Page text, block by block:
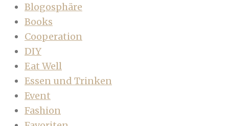
Blogosphäre
Books
Cooperation
DIY
Eat Well
Essen und Trinken
Event
Fashion